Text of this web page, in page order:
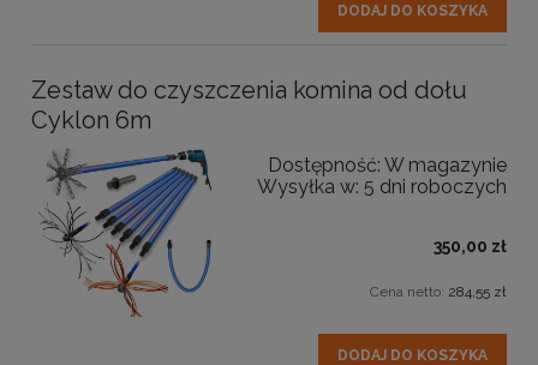
DODAJ DO KOSZYKA
Zestaw do czyszczenia komina od dołu
Cyklon 6m
Dostępność: W magazynie
Wysyłka w: 5 dni roboczych
350,00 zł
Cena netto: 284,55 zł
DODAJ DO KOSZYKA